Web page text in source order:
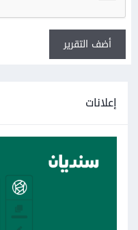
أضف التقرير
إعلانات